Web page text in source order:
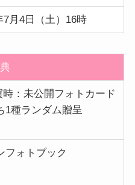
7月4日（土）16時
：未公開フォトカード
1種ランダム贈呈
フォトブック